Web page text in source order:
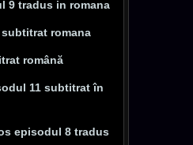
9 tradus in romana
romana
română
11 subtitrat în
episodul 8 tradus